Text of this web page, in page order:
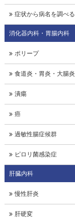
症状から病名を調べる
消化器内科・胃腸内科
ポリープ
食道炎・胃炎・大腸炎
潰瘍
癌
過敏性腸症候群
ピロリ菌感染症
肝臓内科
慢性肝炎
肝硬変